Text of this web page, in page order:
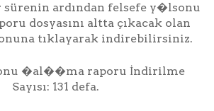
ardından felsefe y�lsonu
dosyasını altta çıkacak olan
tıklayarak indirebilirsiniz.
�al��ma raporu İndirilme
Sayısı: 131 defa.